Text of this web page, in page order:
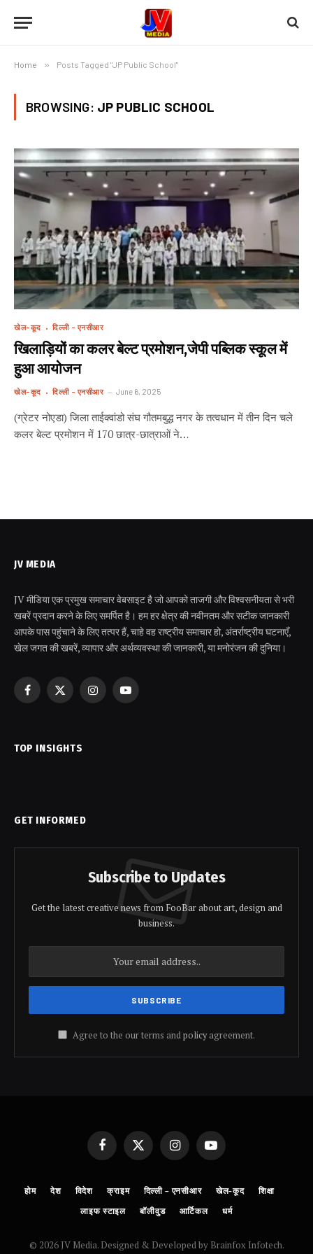
Home » Posts Tagged "JP Public School"
BROWSING: JP PUBLIC SCHOOL
खेल-कूद दिल्ली - एनसीआर
खिलाड़ियों का कलर बेल्ट प्रमोशन,जेपी पब्लिक स्कूल में
हुआ आयोजन
खेल-कूद दिल्ली - एनसीआर June 6, 2025
(ग्रेटर नोएडा) जिला ताईक्वांडो संघ गौतमबुद्ध नगर के तत्वधान में तीन दिन चले
कलर बेल्ट प्रमोशन में 170 छात्र-छात्राओं ने…
JV MEDIA
JV मीडिया एक प्रमुख समाचार वेबसाइट है जो आपको ताजगी और विश्वसनीयता से भरी
खबरें प्रदान करने के लिए समर्पित है। हम हर क्षेत्र की नवीनतम और सटीक जानकारी
आपके पास पहुंचाने के लिए तत्पर हैं, चाहे वह राष्ट्रीय समाचार हो, अंतर्राष्ट्रीय घटनाएँ,
खेल जगत की खबरें, व्यापार और अर्थव्यवस्था की जानकारी, या मनोरंजन की दुनिया।
Facebook
X
InstagramYouTube
TOP INSIGHTS
GET INFORMED
Subscribe to Updates
Get the latest creative news from FooBar about art, design and
business.
Agree to the our terms andpolicyagreement.
FacebookX
(Twitter)
InstagramYouTube
होम देश विदेश क्राइम दिल्ली – एनसीआर खेल-कूद शिक्षा
लाइफ स्टाइल बॉलीवुड आर्टिकल धर्म
© 2026 JV Media. Designed & Developed by Brainfox Infotech.